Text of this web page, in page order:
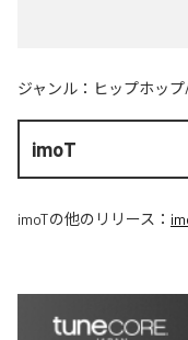
ジャンル： ヒップホッ
imoT
imoTの他のリリース：